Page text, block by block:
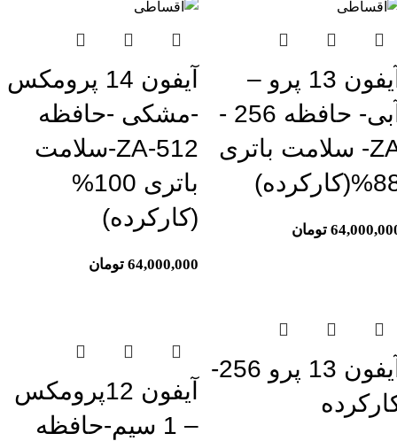
آیفون 13 پرو –
آبی- حافظه 256 -
ZA- سلامت باتری
تومان
آیفون 14 پرومکس
-مشکی -حافظه
512-ZA-سلامت
باتری 100%
(کارکرده)
64,000,000 تومان
آیفون 13 پرو 256-
آیفون 12پرومکس
– 1 سیم-حافظه